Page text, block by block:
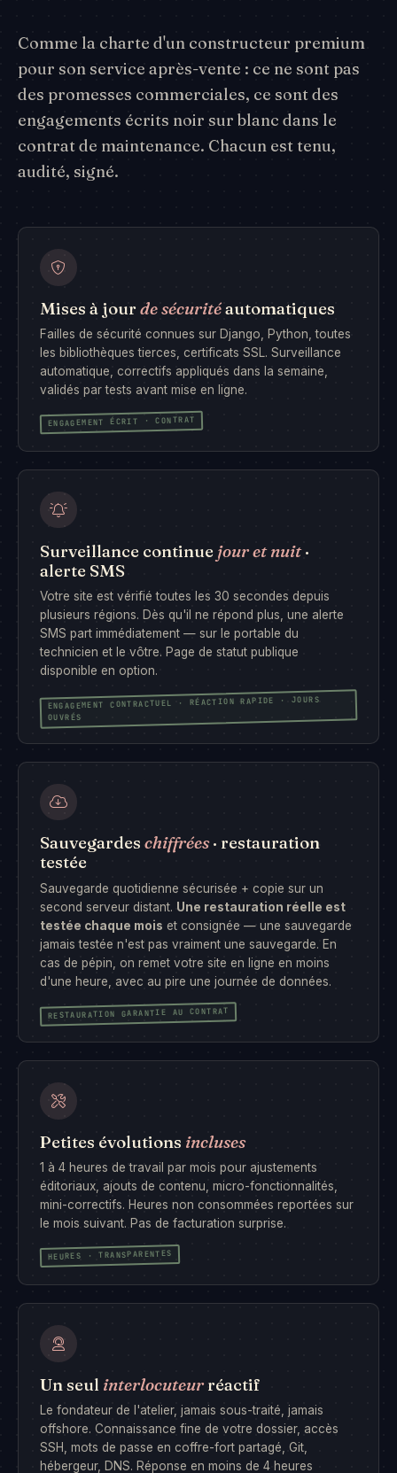
Comme la charte d'un constructeur premium
pour son service après-vente : ce ne sont pas
des promesses commerciales, ce sont des
engagements écrits noir sur blanc dans le
contrat de maintenance. Chacun est tenu,
audité, signé.
Mises à jourde sécuritéautomatiques
Failles de sécurité connues sur Django, Python, toutes
les bibliothèques tierces, certificats SSL. Surveillance
automatique, correctifs appliqués dans la semaine,
validés par tests avant mise en ligne.
ENGAGEMENT ÉCRIT · CONTRAT
Surveillance continue jour et nuit·
alerte SMS
Votre site est vérifié toutes les 30 secondes depuis
plusieurs régions. Dès qu'il ne répond plus, une alerte
SMS part immédiatement — sur le portable du
technicien et le vôtre. Page de statut publique
disponible en option.
ENGAGEMENT CONTRACTUEL · RÉACTION RAPIDE · JOURS
OUVRÉS
Sauvegardes chiffrées· restauration
testée
Sauvegarde quotidienne sécurisée + copie sur un
second serveur distant. Une restauration réelle est
testée chaque mois et consignée — une sauvegarde
jamais testée n'est pas vraiment une sauvegarde. En
cas de pépin, on remet votre site en ligne en moins
d'une heure, avec au pire une journée de données.
RESTAURATION GARANTIE AU CONTRAT
Petites évolutions incluses
1 à 4 heures de travail par mois pour ajustements
éditoriaux, ajouts de contenu, micro-fonctionnalités,
mini-correctifs. Heures non consommées reportées sur
le mois suivant. Pas de facturation surprise.
HEURES · TRANSPARENTES
Un seul interlocuteurréactif
Le fondateur de l'atelier, jamais sous-traité, jamais
offshore. Connaissance fine de votre dossier, accès
SSH, mots de passe en coffre-fort partagé, Git,
hébergeur, DNS. Réponse en moins de 4 heures